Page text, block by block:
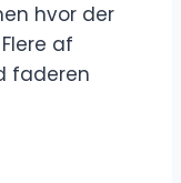
hvor der
af
faderen